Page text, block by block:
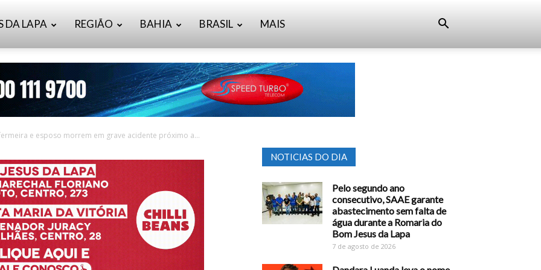
DA LAPA REGIÃO BAHIA BRASIL MAIS
e esposo morrem em grave acidente próximo a...
NOTICIAS DO DIA
Pelo segundo ano
consecutivo, SAAE garante
abastecimento sem falta de
água durante a Romaria do
Bom Jesus da Lapa
7 de agosto de 2026